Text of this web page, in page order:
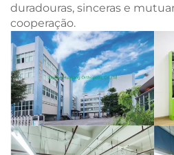
duradouras, sinceras e
cooperação.